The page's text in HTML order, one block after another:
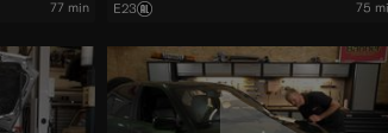
77 min E23 75